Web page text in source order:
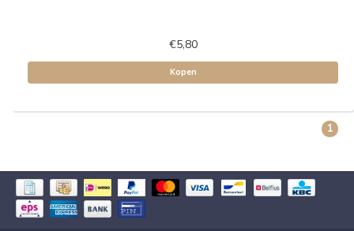
€5,80
Kopen
1